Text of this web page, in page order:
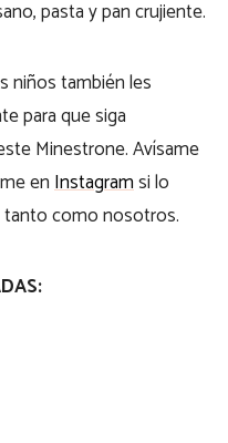
pasta y pan crujiente.
niños también les
para que siga
Minestrone. Avísame
enInstagramsi lo
tanto como nosotros.